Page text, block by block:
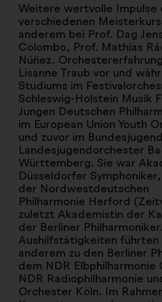
Weitere wertvolle Impulse
verschiedenen
anderem bei Prof. Dag
Colombo, Prof. Mathias
Núñez.
Lisanne Traub vor und
Studiums im
Schleswig-Holstein Musik
Jungen Deutschen
im European Union Youth
und zuvor im
Landesjugendorchester
Württemberg. Sie war
Düsseldorfer
der Nordwestdeutschen
Philharmonie Herford
zuletzt Akademistin der
der Berliner Philharmoniker.
Aushilfstätigkeiten führten
anderem zu den Berliner
dem NDR
NDR Radiophilharmonie
Orchester Köln. Im